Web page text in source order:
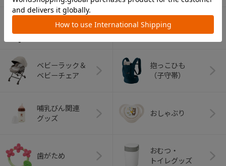
ベビーカー チャイルドシート
ベビーラック＆
ベビーチェア
抱っこひも
（子守帯）
哺乳びん関連
グッズ
おしゃぶり
歯がため
おむつ・
トイレグッズ